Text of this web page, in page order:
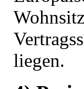
liegen.